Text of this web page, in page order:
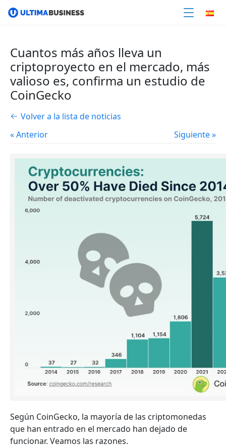
Cuantos más años lleva un
criptoproyecto en el mercado, más
valioso es, confirma un estudio de
CoinGecko
Volver a la lista de noticias
« Anterior
Siguiente »
Según CoinGecko, la mayoría de las criptomonedas
que han entrado en el mercado han dejado de
funcionar. Veamos las razones.